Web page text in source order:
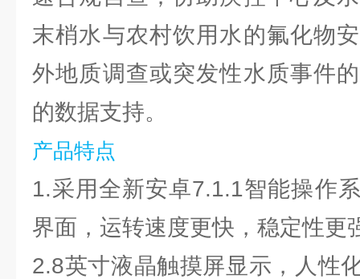
末梢水与农村饮用水的氟化物
外地质调查或突发性水质事件
的数据支持。
产品特点
1.采用全新安卓7.1.1智能操作
界面，运转速度更快，稳定性更
2.8英寸液晶触摸屏显示，人性